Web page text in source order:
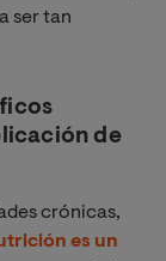
ser tan
de
crónicas,
es un